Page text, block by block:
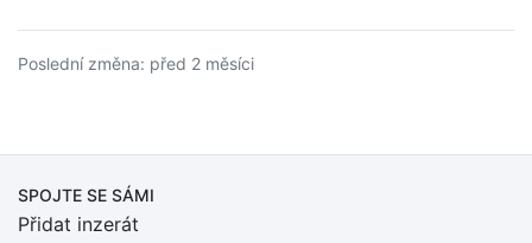
Poslední změna: před 2 měsíci
SPOJTE SE SÁMI
Přidat inzerát